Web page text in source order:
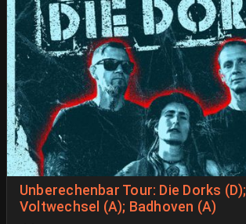
Unberechenbar Tour: Die Dorks (D);
Voltwechsel (A); Badhoven (A)